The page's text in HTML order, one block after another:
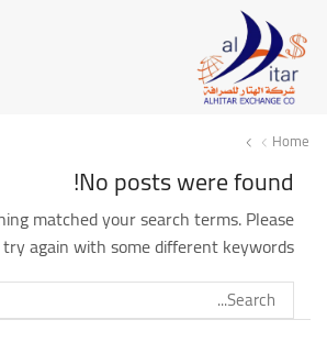
Home
No posts were found!
matched your search terms. Please
try again with some different keywords